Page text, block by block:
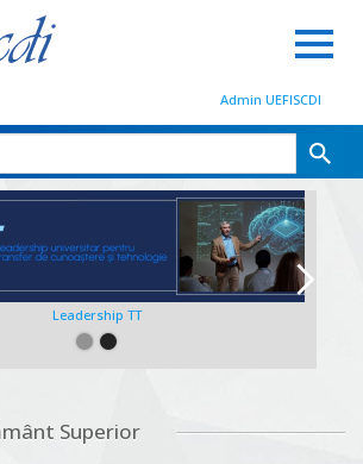
Admin UEFISCDI
Leadership TT
Superior